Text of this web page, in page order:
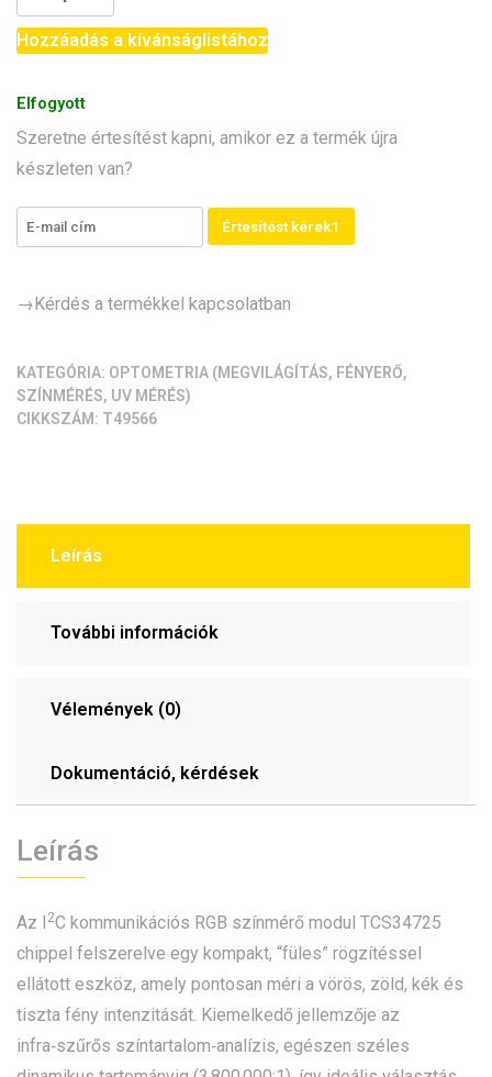
színmérő
(I2C;
füles)
mennyiség
Hozzáadás a kívánságlistához
Elfogyott
Szeretne értesítést kapni, amikor ez a termék újra
készleten van?
Értesítést kérek1
→Kérdés a termékkel kapcsolatban
KATEGÓRIA: OPTOMETRIA (MEGVILÁGÍTÁS, FÉNYERŐ,
SZÍNMÉRÉS, UV MÉRÉS)
CIKKSZÁM: T49566
Leírás
További információk
Vélemények (0)
Dokumentáció, kérdések
Leírás
Az I 2C kommunikációs RGB színmérő modul TCS34725
chippel felszerelve egy kompakt, “füles” rögzítéssel
ellátott eszköz, amely pontosan méri a vörös, zöld, kék és
tiszta fény intenzitását. Kiemelkedő jellemzője az
infra‑szűrős színtartalom‑analízis, egészen széles